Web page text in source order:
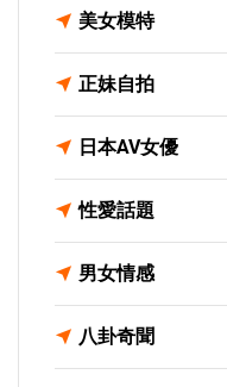
美女模特
正妹自拍
日本AV女優
性愛話題
男女情感
八卦奇聞